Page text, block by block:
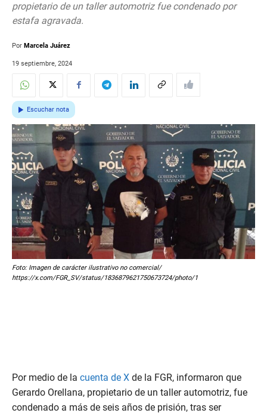
propietario de un taller automotriz fue condenado por
estafa agravada.
Por Marcela Juárez
19 septiembre, 2024
Escuchar nota
Foto: Imagen de carácter ilustrativo no comercial/
https://x.com/FGR_SV/status/1836879621750673724/photo/1
Por medio de la cuenta de X de la FGR, informaron que
Gerardo Orellana, propietario de un taller automotriz, fue
condenado a más de seis años de prisión, tras ser